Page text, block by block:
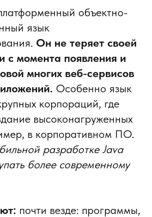
объектно-
язык
Он не теряет своей
с момента появления и
многих веб-сервисов
Особенно язык
корпораций, где
высоконагруженных
в корпоративном ПО.
разработке Java
более современному
почти везде: программы,